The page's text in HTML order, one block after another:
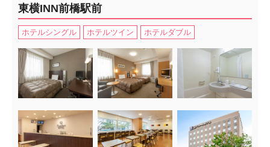
東横INN前橋駅前
ホテルシングル ホテルツイン ホテルダブル